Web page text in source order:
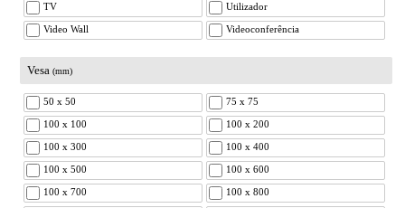
TV Utilizador
Video Wall Videoconferência
Vesa (mm)
50 x 50 75 x 75
100 x 100 100 x 200
100 x 300 100 x 400
100 x 500 100 x 600
100 x 700 100 x 800